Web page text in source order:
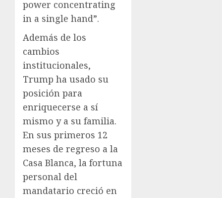
power concentrating
in a single hand”.
Además de los
cambios
institucionales,
Trump ha usado su
posición para
enriquecerse a sí
mismo y a su familia.
En sus primeros 12
meses de regreso a la
Casa Blanca, la fortuna
personal del
mandatario creció en